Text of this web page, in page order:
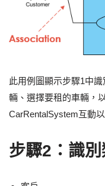
此用例圖顯示步驟1中
輛、選擇要租的車輛，
CarRentalSystem互動
步驟2：識